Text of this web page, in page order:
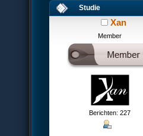
Studie
Xan
Member
Berichten: 227